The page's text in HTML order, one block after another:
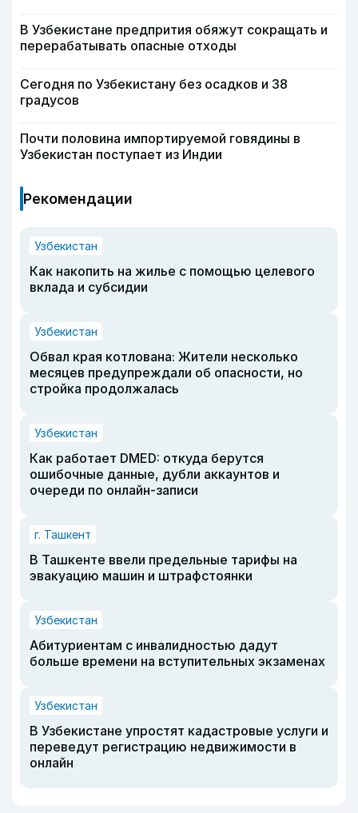
В Узбекистане предпрития обяжут сокращать и
перерабатывать опасные отходы
Сегодня по Узбекистану без осадков и 38
градусов
Почти половина импортируемой говядины в
Узбекистан поступает из Индии
Рекомендации
Узбекистан
Как накопить на жилье с помощью целевого
вклада и субсидии
Узбекистан
Обвал края котлована: Жители несколько
месяцев предупреждали об опасности, но
стройка продолжалась
Узбекистан
Как работает DMED: откуда берутся
ошибочные данные, дубли аккаунтов и
очереди по онлайн-записи
г. Ташкент
В Ташкенте ввели предельные тарифы на
эвакуацию машин и штрафстоянки
Узбекистан
Абитуриентам с инвалидностью дадут
больше времени на вступительных экзаменах
Узбекистан
В Узбекистане упростят кадастровые услуги и
переведут регистрацию недвижимости в
онлайн